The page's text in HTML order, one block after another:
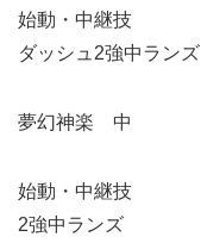
始動・中継技
ダッシュ2強中ランズ
夢幻神楽 中
始動・中継技
2強中ランズ